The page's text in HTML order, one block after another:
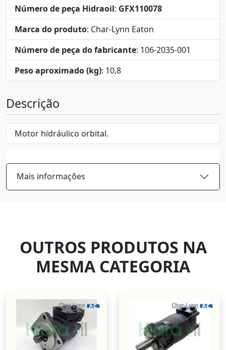
Número de peça Hidraoil: GFX110078
Marca do produto: Char-Lynn Eaton
Número de peça do fabricante: 106-2035-001
Peso aproximado (kg): 10,8
Descrição
Motor hidráulico orbital.
Mais informações
OUTROS PRODUTOS NA
MESMA CATEGORIA